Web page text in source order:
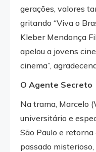
gerações, valores
gritando “Viva o
Kleber Mendonça
apelou a jovens
cinema”,
O Agente Secreto
Na trama, Marcelo
universitário e
São Paulo e
passado